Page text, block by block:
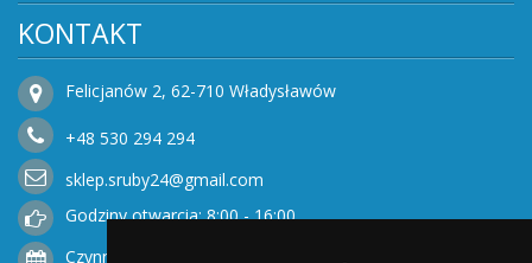
KONTAKT
Felicjanów 2, 62-710 Władysławów
+48 530 294 294
sklep.sruby24@gmail.com
Godziny otwarcia: 8:00 - 16:00
Czynne od Poniedziałku do Piątku